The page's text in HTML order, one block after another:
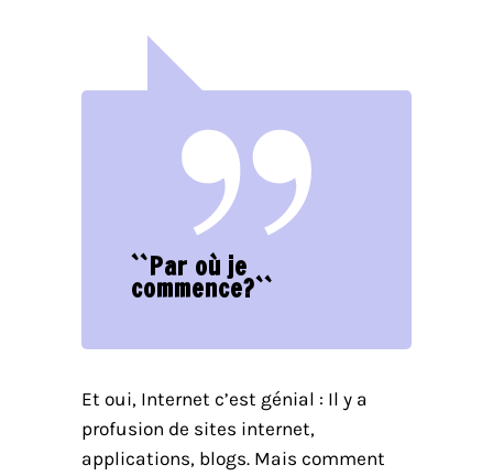
``Par où je
commence?``
Et oui, Internet c’est génial : Il y a
profusion de sites internet,
applications, blogs. Mais comment